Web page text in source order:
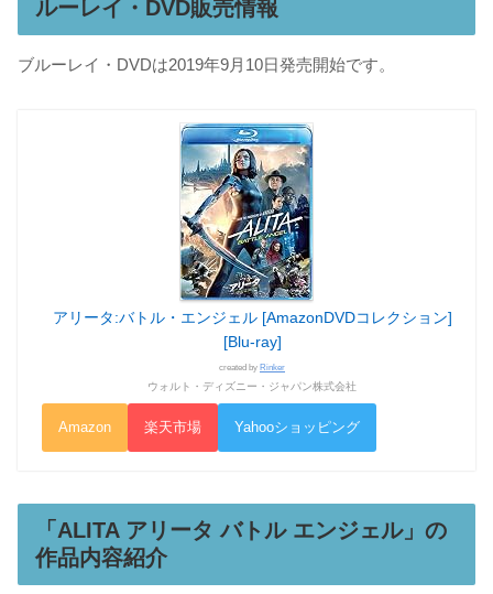
ルーレイ・DVD販売情報
ブルーレイ・DVDは2019年9月10日発売開始です。
アリータ:バトル・エンジェル [AmazonDVDコレクション]
[Blu-ray]
created by Rinker
ウォルト・ディズニー・ジャパン株式会社
Amazon 楽天市場 Yahooショッピング
「ALITA アリータ バトル エンジェル」の
作品内容紹介